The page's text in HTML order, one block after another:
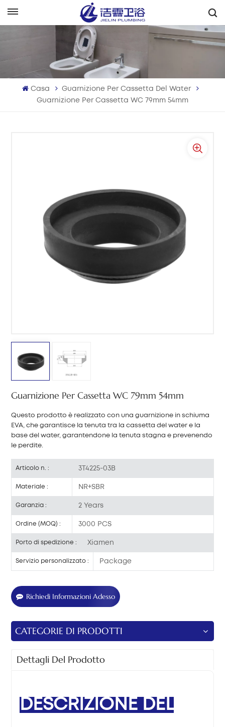
Français
Português
بالعربية
Casa
Guarnizione Per Cassetta Del Water
Guarnizione Per Cassetta WC 79mm 54mm
Guarnizione Per Cassetta WC 79mm 54mm
Questo prodotto è realizzato con una guarnizione in schiuma
EVA, che garantisce la tenuta tra la cassetta del water e la
base del water, garantendone la tenuta stagna e prevenendo
le perdite.
Articolo n. : 3T4225-03B
Materiale : NR+SBR
Garanzia : 2 Years
Ordine (MOQ) : 3000 PCS
Porto di spedizione : Xiamen
Servizio personalizzato : Package
Richiedi Informazioni Adesso
CATEGORIE DI PRODOTTI
Dettagli Del Prodotto
DESCRIZIONE DEL